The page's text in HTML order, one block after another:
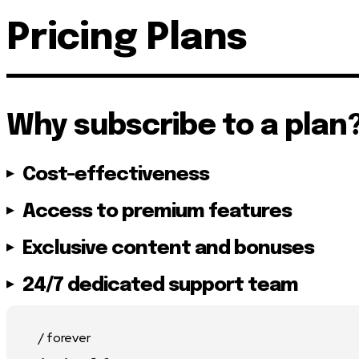
Pricing Plans
Why subscribe to a
Cost-effectiveness
Access to premium features
Exclusive content and bonuses
24/7 dedicated support team
/ forever